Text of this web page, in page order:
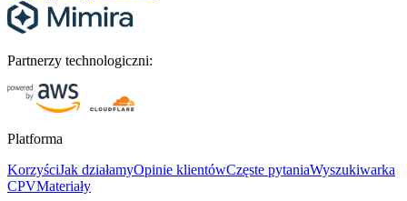
Partnerzy technologiczni:
Platforma
KorzyściJak działamyOpinie klientówCzęste pytaniaWyszukiwarka
CPVMateriały